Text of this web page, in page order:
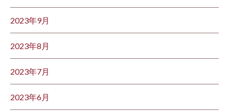
2023年9月
2023年8月
2023年7月
2023年6月